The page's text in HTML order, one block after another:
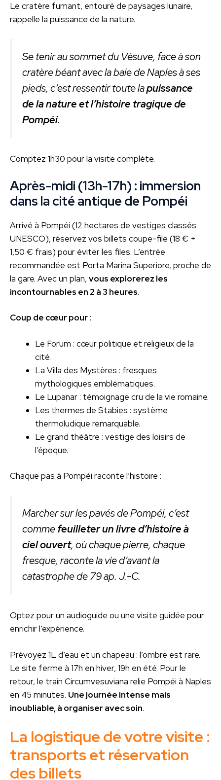
Le cratère fumant, entouré de paysages lunaire,
rappelle la puissance de la nature.
Se tenir au sommet du Vésuve, face à son
cratère béant avec la baie de Naples à ses
pieds, c’est ressentir toute lapuissance
de la nature et l’histoire tragique de
Pompéi.
Comptez 1h30 pour la visite complète.
Après-midi (13h-17h) : immersion
dans la cité antique de Pompéi
Arrivé à Pompéi (12 hectares de vestiges classés
UNESCO), réservez vos billets coupe-file (18 € +
1,50 € frais) pour éviter les files. L’entrée
recommandée est Porta Marina Superiore, proche de
la gare. Avec un plan, vous explorerez les
incontournables en 2 à 3 heures.
Coup de cœur pour :
Le Forum : cœur politique et religieux de la
cité.
La Villa des Mystères : fresques
mythologiques emblématiques.
Le Lupanar : témoignage cru de la vie romaine.
Les thermes de Stabies : système
thermoludique remarquable.
Le grand théâtre : vestige des loisirs de
l’époque.
Chaque pas à Pompéi raconte l’histoire :
Marcher sur les pavés de Pompéi, c’est
commefeuilleter un livre d’histoire à
ciel ouvert, où chaque pierre, chaque
fresque, raconte la vie d’avant la
catastrophe de 79 ap. J.-C.
Optez pour un audioguide ou une visite guidée pour
enrichir l’expérience.
Prévoyez 1L d’eau et un chapeau : l’ombre est rare.
Le site ferme à 17h en hiver, 19h en été. Pour le
retour, le train Circumvesuviana relie Pompéi à Naples
en 45 minutes. Une journée intense mais
inoubliable, à organiser avec soin.
La logistique de votre visite :
transports et réservation
des billets